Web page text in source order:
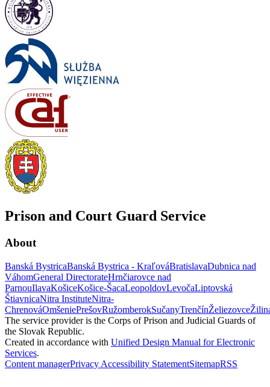
Prison and Court Guard Service
About
Banská BystricaBanská Bystrica - KraľováBratislavaDubnica nad
VáhomGeneral DirectorateHrnčiarovce nad
ParnouIlavaKošiceKošice-ŠacaLeopoldovLevočaLiptovská
ŠtiavnicaNitra InstituteNitra-
ChrenováOmšeniePrešovRužomberokSučanyTrenčínŽeliezovce
The service provider is the Corps of Prison and Judicial Guards of
the Slovak Republic.
Created in accordance with Unified Design Manual for Electronic
Services.
Content managerPrivacy Accessibility StatementSitemapRSS